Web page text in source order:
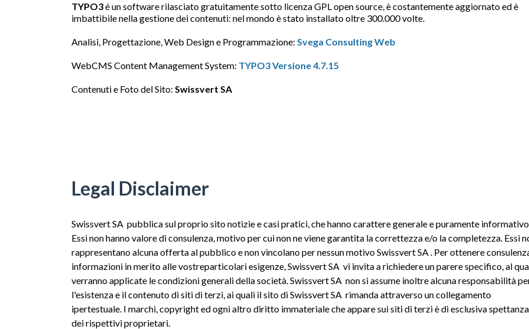
TYPO3é un software rilasciato gratuitamente sotto licenza GPL open source, è costantemente aggiornato ed è
imbattibile nella gestione dei contenuti: nel mondo è stato installato oltre 300.000 volte.
Analisi, Progettazione, Web Design e Programmazione: Svega Consulting Web
WebCMS Content Management System: TYPO3 Versione 4.7.15
Contenuti e Foto del Sito: Swissvert SA
Legal Disclaimer
Swissvert SA pubblica sul proprio sito notizie e casi pratici, che hanno carattere generale e puramente
Essi non hanno valore di consulenza, motivo per cui non ne viene garantita la correttezza e/o la completezza. Essi
rappresentano alcuna offerta al pubblico e non vincolano per nessun motivo Swissvert SA . Per ottenere
informazioni in merito alle vostreparticolari esigenze, Swissvert SA vi invita a richiedere un parere specifico, al
verranno applicate le condizioni generali della società. Swissvert SA non si assume inoltre alcuna responsabilità
l'esistenza e il contenuto di siti di terzi, ai quali il sito di Swissvert SA rimanda attraverso un collegamento
ipertestuale. I marchi, copyright ed ogni altro diritto immateriale che appare sui siti di terzi è di esclusiva spettanza
dei rispettivi proprietari.